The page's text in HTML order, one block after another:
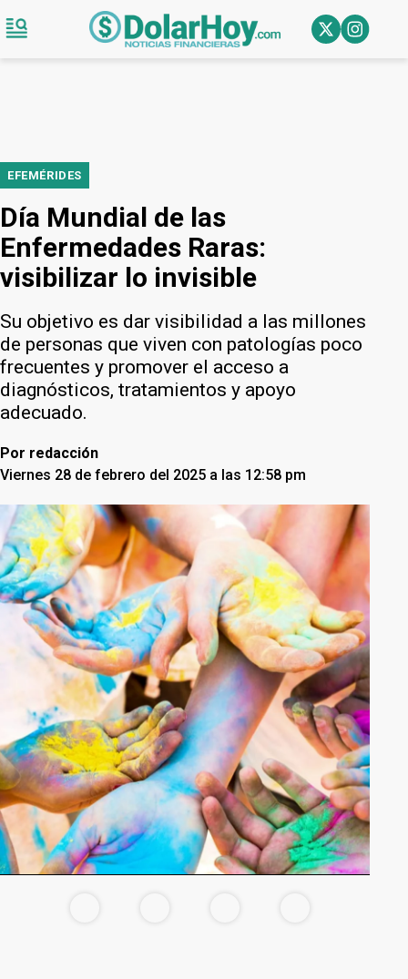
EFEMÉRIDES
Día Mundial de las
Enfermedades Raras:
visibilizar lo invisible
Su objetivo es dar visibilidad a las millones
de personas que viven con patologías poco
frecuentes y promover el acceso a
diagnósticos, tratamientos y apoyo
adecuado.
Por redacción
Viernes 28 de febrero del 2025 a las 12:58 pm